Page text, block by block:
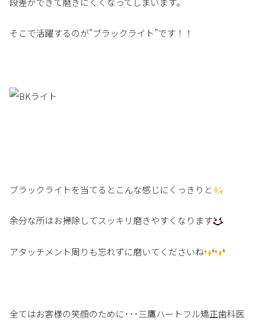
そこで活躍するのが”ブラックライト”です！！
ブラックライトを当てるとこんな感じにくっきりと
余分な所はお掃除してスッキリ磨きやすくなります
アタッチメント周りも忘れずに磨いてくださいね
全てはお客様の笑顔のために･･･三鷹ハートフル矯正歯科医